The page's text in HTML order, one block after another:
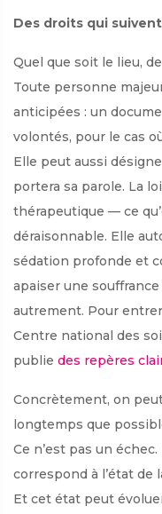
Des droits qui
Quel que soit le lieu,
Toute personne
anticipées : un
volontés, pour le cas
Elle peut aussi
portera sa parole. La
thérapeutique — ce
déraisonnable. Elle
sédation profonde et
apaiser une
autrement. Pour
Centre national des
publie des repères
Concrètement, on
longtemps que
Ce n’est pas un
correspond à l’état de
Et cet état peut